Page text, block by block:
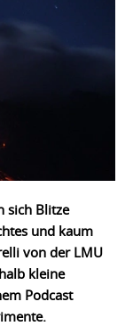
sich Blitze
und kaum
von der LMU
kleine
Podcast